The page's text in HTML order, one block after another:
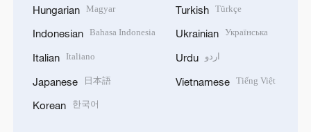
Hungarian Magyar
Indonesian Bahasa Indonesia
Italian Italiano
Japanese 日本語
Korean 한국어
Turkish Türkçe
Ukrainian Українська
Urdu اردو
Vietnamese Tiếng Việt